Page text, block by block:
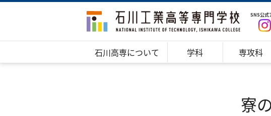
SNS公式
石川高専について 学科 専攻科
寮